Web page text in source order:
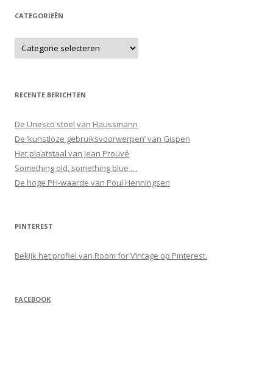
CATEGORIEËN
RECENTE BERICHTEN
De Unesco stoel van Haussmann
De ‘kunstloze gebruiksvoorwerpen’ van Gispen
Het plaatstaal van Jean Prouvé
Something old, something blue …
De hoge PH-waarde van Poul Henningsen
PINTEREST
Bekijk het profiel van Room for Vintage op Pinterest.
FACEBOOK